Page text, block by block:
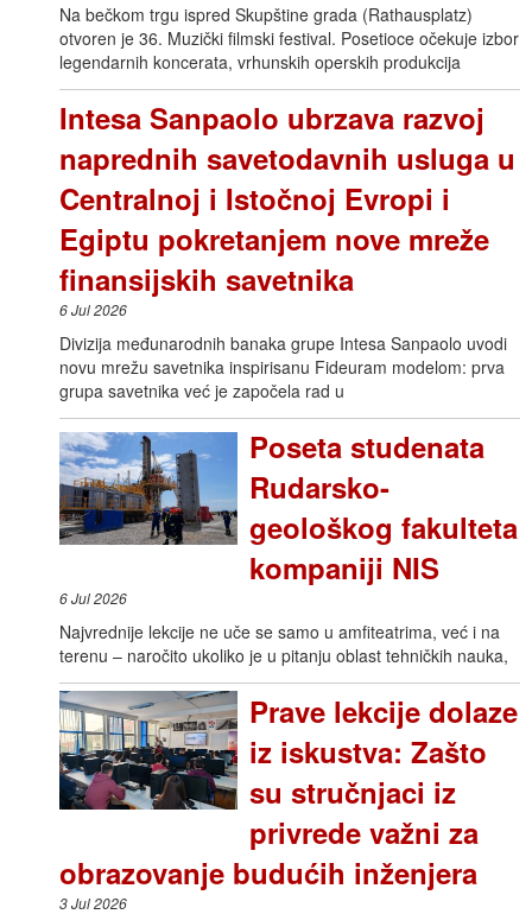
Na bečkom trgu ispred Skupštine grada (Rathausplatz)
otvoren je 36. Muzički filmski festival. Posetioce očekuje izbor
legendarnih koncerata, vrhunskih operskih produkcija
Intesa Sanpaolo ubrzava razvoj
naprednih savetodavnih usluga u
Centralnoj i Istočnoj Evropi i
Egiptu pokretanjem nove mreže
finansijskih savetnika
6 Jul 2026
Divizija međunarodnih banaka grupe Intesa Sanpaolo uvodi
novu mrežu savetnika inspirisanu Fideuram modelom: prva
grupa savetnika već je započela rad u
Poseta studenata
Rudarsko-
geološkog fakulteta
kompaniji NIS
6 Jul 2026
Najvrednije lekcije ne uče se samo u amfiteatrima, već i na
terenu – naročito ukoliko je u pitanju oblast tehničkih nauka,
Prave lekcije dolaze
iz iskustva: Zašto
su stručnjaci iz
privrede važni za
obrazovanje budućih inženjera
3 Jul 2026